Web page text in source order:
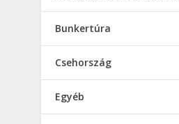
Bunkertúra
Csehország
Egyéb